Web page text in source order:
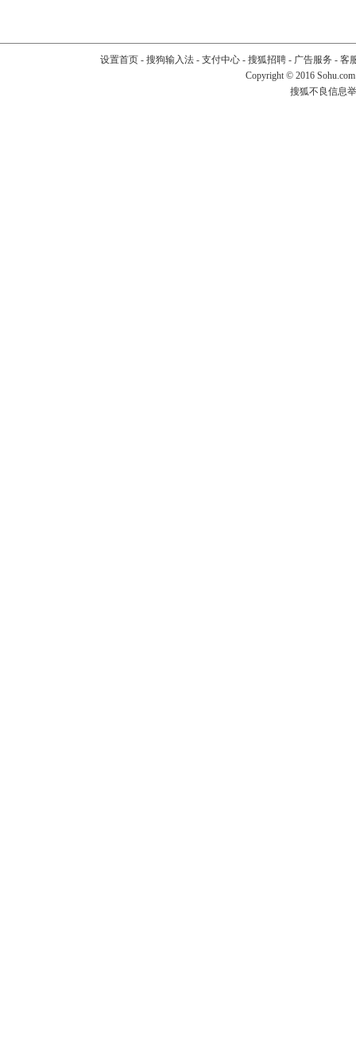
设置首页- 搜狗输入法- 支付中心- 搜狐招聘- 广告服务 - 客
Copyright © 2016
搜狐不良信息